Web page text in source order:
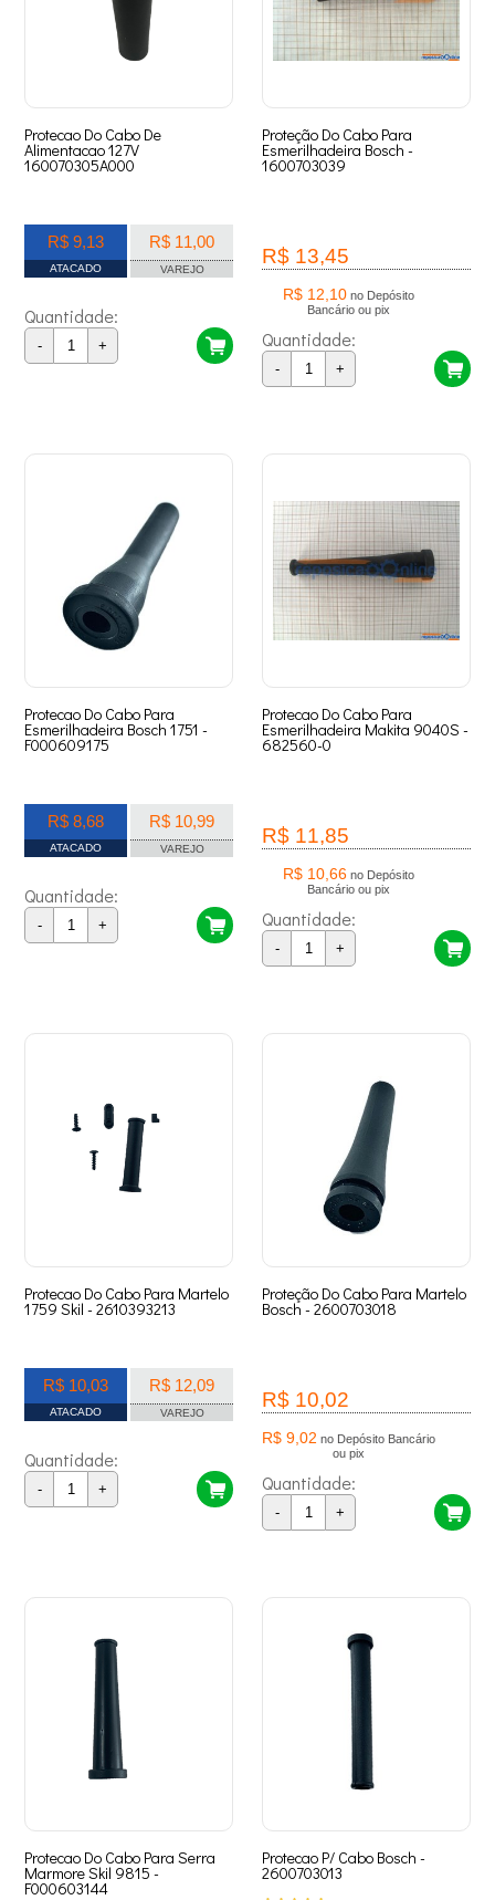
Protecao Do Cabo De
Alimentacao 127V
160070305A000
R$ 9,13
ATACADO
R$ 11,00
VAREJO
Quantidade:
- +
Proteção Do Cabo Para
Esmerilhadeira Bosch -
1600703039
R$ 13,45
R$ 12,10 no Depósito
Bancário ou pix
Quantidade:
- +
Protecao Do Cabo Para
Esmerilhadeira Bosch 1751 -
F000609175
R$ 8,68
ATACADO
R$ 10,99
VAREJO
Quantidade:
- +
Protecao Do Cabo Para
Esmerilhadeira Makita 9040S -
682560-0
R$ 11,85
R$ 10,66 no Depósito
Bancário ou pix
Quantidade:
- +
Protecao Do Cabo Para Martelo
1759 Skil - 2610393213
R$ 10,03
ATACADO
R$ 12,09
VAREJO
Quantidade:
- +
Proteção Do Cabo Para Martelo
Bosch - 2600703018
R$ 10,02
R$ 9,02 no Depósito Bancário
ou pix
Quantidade:
- +
Protecao Do Cabo Para Serra
Marmore Skil 9815 -
F000603144
Protecao P/ Cabo Bosch -
2600703013